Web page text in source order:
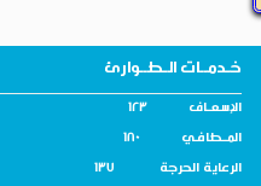
خـدمــات الـطــوارئ
الإسـعــاف 123
المــطافـي 180
الرعاية الحرجة 137